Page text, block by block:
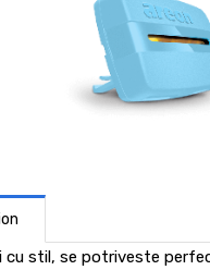
cu stil, se potriveste